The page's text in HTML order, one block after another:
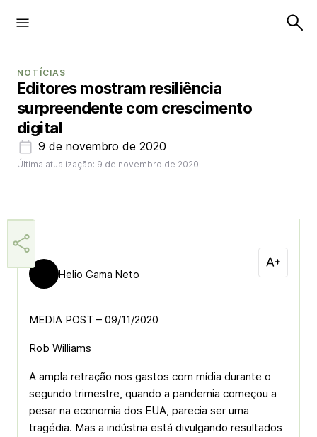
NOTÍCIAS
Editores mostram resiliência
surpreendente com crescimento
digital
9 de novembro de 2020
Última atualização: 9 de novembro de 2020
Helio Gama Neto
MEDIA POST – 09/11/2020
Rob Williams
A ampla retração nos gastos com mídia durante o
segundo trimestre, quando a pandemia começou a
pesar na economia dos EUA, parecia ser uma
tragédia. Mas a indústria está divulgando resultados